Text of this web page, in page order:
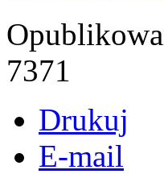
7371
Drukuj
E-mail